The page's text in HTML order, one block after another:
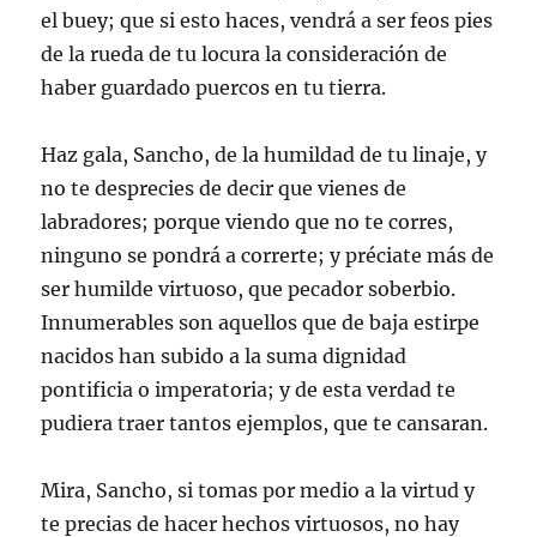
el buey; que si esto haces, vendrá a ser feos pies
de la rueda de tu locura la consideración de
haber guardado puercos en tu tierra.
Haz gala, Sancho, de la humildad de tu linaje, y
no te desprecies de decir que vienes de
labradores; porque viendo que no te corres,
ninguno se pondrá a correrte; y préciate más de
ser humilde virtuoso, que pecador soberbio.
Innumerables son aquellos que de baja estirpe
nacidos han subido a la suma dignidad
pontificia o imperatoria; y de esta verdad te
pudiera traer tantos ejemplos, que te cansaran.
Mira, Sancho, si tomas por medio a la virtud y
te precias de hacer hechos virtuosos, no hay